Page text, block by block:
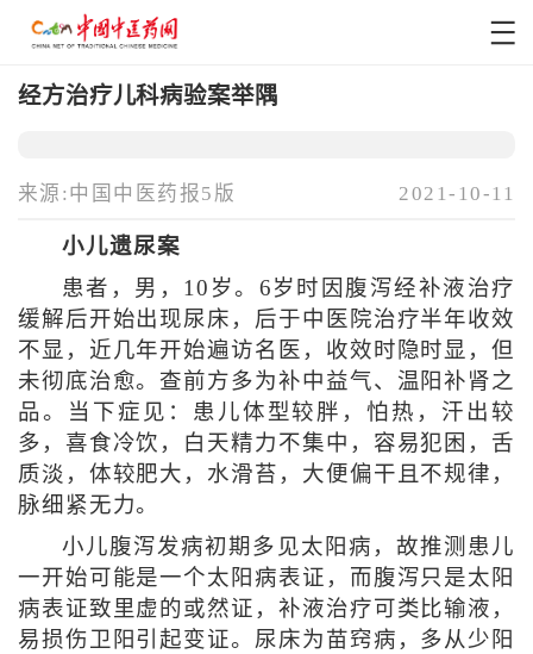
经方治疗儿科病验案举隅
来源:中国中医药报5版 2021-10-11
小儿遗尿案
患者，男，10岁。6岁时因腹泻经补液治疗
缓解后开始出现尿床，后于中医院治疗半年收效
不显，近几年开始遍访名医，收效时隐时显，但
未彻底治愈。查前方多为补中益气、温阳补肾之
品。当下症见：患儿体型较胖，怕热，汗出较
多，喜食冷饮，白天精力不集中，容易犯困，舌
质淡，体较肥大，水滑苔，大便偏干且不规律，
脉细紧无力。
小儿腹泻发病初期多见太阳病，故推测患儿
一开始可能是一个太阳病表证，而腹泻只是太阳
病表证致里虚的或然证，补液治疗可类比输液，
易损伤卫阳引起变证。尿床为苗窍病，多从少阳